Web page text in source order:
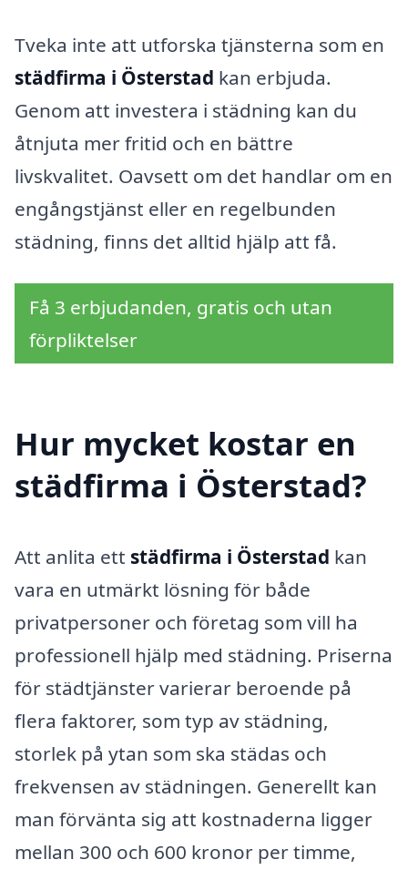
Tveka inte att utforska tjänsterna som en
städfirma i Österstad kan erbjuda.
Genom att investera i städning kan du
åtnjuta mer fritid och en bättre
livskvalitet. Oavsett om det handlar om en
engångstjänst eller en regelbunden
städning, finns det alltid hjälp att få.
Få 3 erbjudanden, gratis och utan
förpliktelser
Hur mycket kostar en
städfirma i Österstad?
Att anlita ett städfirma i Österstad kan
vara en utmärkt lösning för både
privatpersoner och företag som vill ha
professionell hjälp med städning. Priserna
för städtjänster varierar beroende på
flera faktorer, som typ av städning,
storlek på ytan som ska städas och
frekvensen av städningen. Generellt kan
man förvänta sig att kostnaderna ligger
mellan 300 och 600 kronor per timme,